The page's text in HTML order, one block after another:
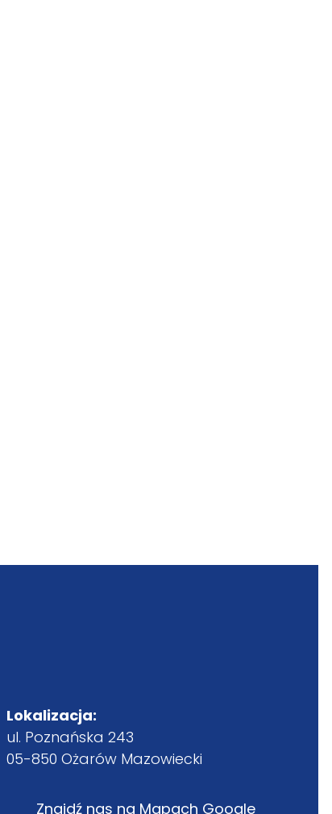
Lokalizacja:
ul. Poznańska 243
05-850 Ożarów Mazowiecki
Znajdź nas na Mapach Google